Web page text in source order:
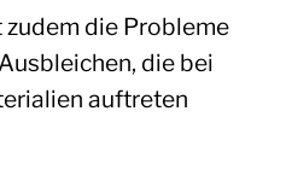
die Probleme
die bei
auftreten